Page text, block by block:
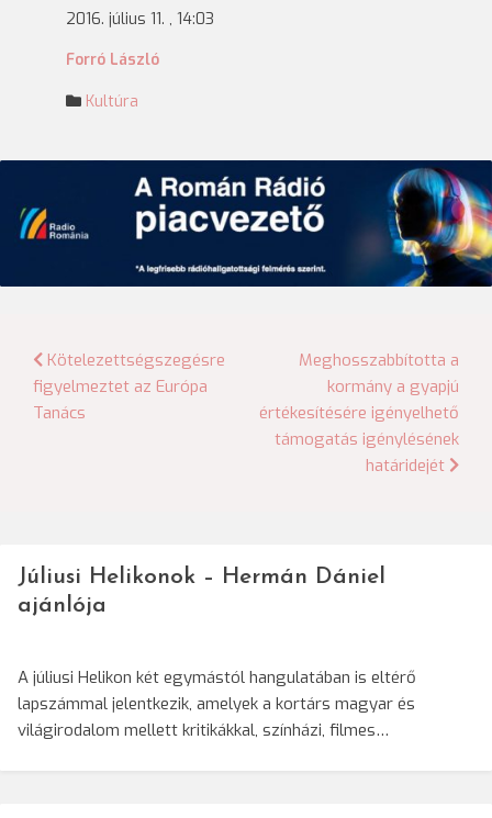
2016. július 11. , 14:03
Forró László
Kultúra
Bejegyzés
navigáció
Kötelezettségszegésre
figyelmeztet az Európa
Tanács
Meghosszabbította a
kormány a gyapjú
értékesítésére igényelhető
támogatás igénylésének
határidejét
Júliusi Helikonok – Hermán Dániel
ajánlója
A júliusi Helikon két egymástól hangulatában is eltérő
lapszámmal jelentkezik, amelyek a kortárs magyar és
világirodalom mellett kritikákkal, színházi, filmes…